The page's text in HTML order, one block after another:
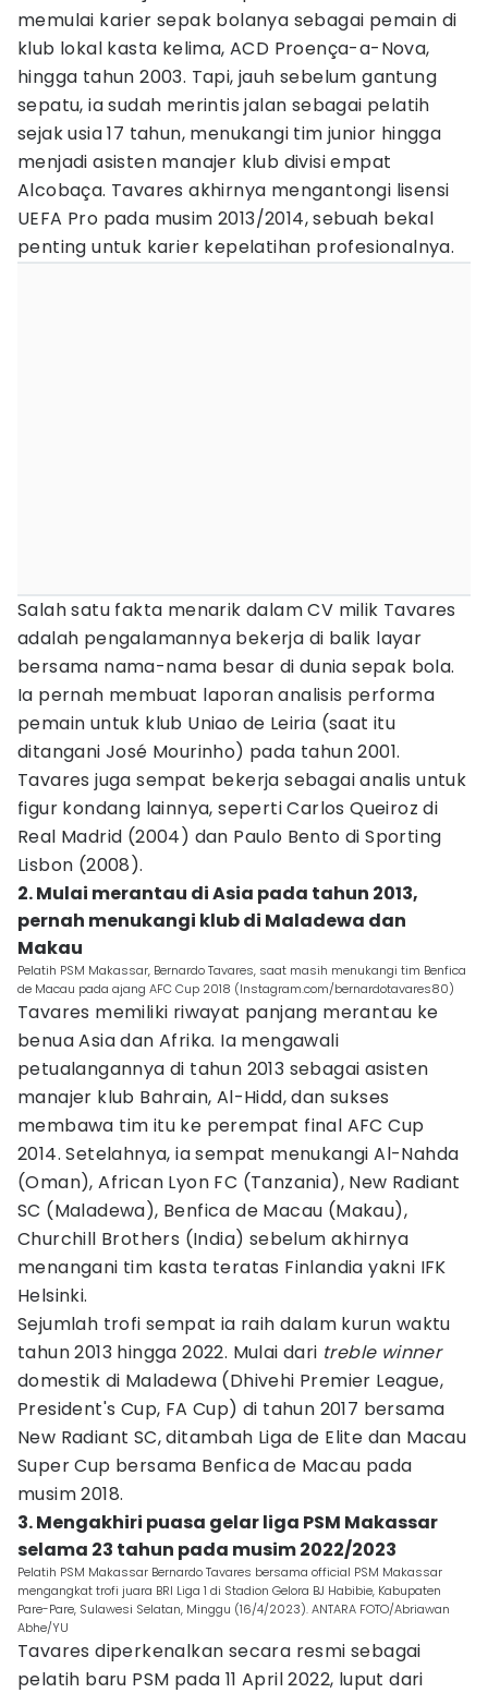
memulai karier sepak bolanya sebagai pemain di
klub lokal kasta kelima, ACD Proença-a-Nova,
hingga tahun 2003. Tapi, jauh sebelum gantung
sepatu, ia sudah merintis jalan sebagai pelatih
sejak usia 17 tahun, menukangi tim junior hingga
menjadi asisten manajer klub divisi empat
Alcobaça. Tavares akhirnya mengantongi lisensi
UEFA Pro pada musim 2013/2014, sebuah bekal
penting untuk karier kepelatihan profesionalnya.
Salah satu fakta menarik dalam CV milik Tavares
adalah pengalamannya bekerja di balik layar
bersama nama-nama besar di dunia sepak bola.
Ia pernah membuat laporan analisis performa
pemain untuk klub Uniao de Leiria (saat itu
ditangani José Mourinho) pada tahun 2001.
Tavares juga sempat bekerja sebagai analis untuk
figur kondang lainnya, seperti Carlos Queiroz di
Real Madrid (2004) dan Paulo Bento di Sporting
Lisbon (2008).
2. Mulai merantau di Asia pada tahun 2013,
pernah menukangi klub di Maladewa dan
Makau
Pelatih PSM Makassar, Bernardo Tavares, saat masih menukangi tim Benfica
de Macau pada ajang AFC Cup 2018 (Instagram.com/bernardotavares80)
Tavares memiliki riwayat panjang merantau ke
benua Asia dan Afrika. Ia mengawali
petualangannya di tahun 2013 sebagai asisten
manajer klub Bahrain, Al-Hidd, dan sukses
membawa tim itu ke perempat final AFC Cup
2014. Setelahnya, ia sempat menukangi Al-Nahda
(Oman), African Lyon FC (Tanzania), New Radiant
SC (Maladewa), Benfica de Macau (Makau),
Churchill Brothers (India) sebelum akhirnya
menangani tim kasta teratas Finlandia yakni IFK
Helsinki.
Sejumlah trofi sempat ia raih dalam kurun waktu
tahun 2013 hingga 2022. Mulai dari treble winner
domestik di Maladewa (Dhivehi Premier League,
President's Cup, FA Cup) di tahun 2017 bersama
New Radiant SC, ditambah Liga de Elite dan Macau
Super Cup bersama Benfica de Macau pada
musim 2018.
3. Mengakhiri puasa gelar liga PSM Makassar
selama 23 tahun pada musim 2022/2023
Pelatih PSM Makassar Bernardo Tavares bersama official PSM Makassar
mengangkat trofi juara BRI Liga 1 di Stadion Gelora BJ Habibie, Kabupaten
Pare-Pare, Sulawesi Selatan, Minggu (16/4/2023). ANTARA FOTO/Abriawan
Abhe/YU
Tavares diperkenalkan secara resmi sebagai
pelatih baru PSM pada 11 April 2022, luput dari